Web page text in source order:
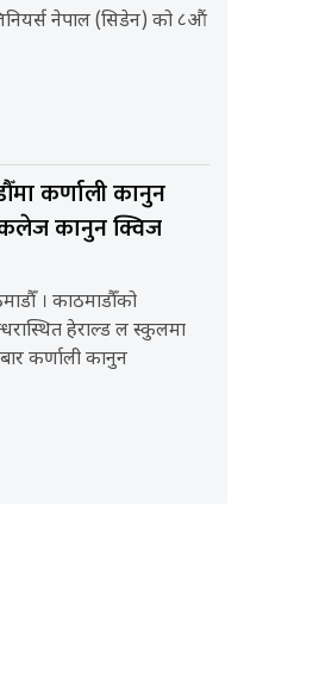
नेपाल (सिडेन) को ८औं
कर्णाली कानुन
कानुन क्विज
। काठमाडौँको
हेराल्ड ल स्कुलमा
कर्णाली कानुन